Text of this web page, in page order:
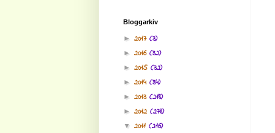
Bloggarkiv
► 2017 (3)
► 2016 (32)
► 2015 (32)
► 2014 (34)
► 2013 (218)
► 2012 (278)
▼ 2011 (216)